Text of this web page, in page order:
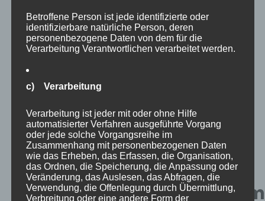
Emergency
Mode:
Implications
Health
Human
Rights
Law
https://multipolar-
magazin.de/artikel/
Betroffene Person ist jede identifizierte oder
identifizierbare natürliche Person, deren
personenbezogene Daten von dem für die
Verarbeitung Verantwortlichen verarbeitet werden.
c) Verarbeitung
Verarbeitung ist jeder mit oder ohne Hilfe
automatisierter Verfahren ausgeführte Vorgang
oder jede solche Vorgangsreihe im
Zusammenhang mit personenbezogenen Daten
wie das Erheben, das Erfassen, die Organisation,
das Ordnen, die Speicherung, die Anpassung oder
Veränderung, das Auslesen, das Abfragen, die
Verwendung, die Offenlegung durch Übermittlung,
Verbreitung oder eine andere Form der